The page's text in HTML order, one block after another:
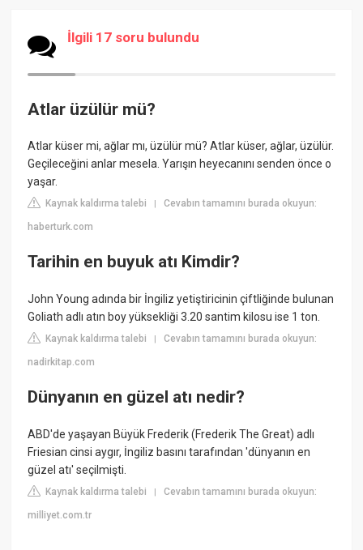
İlgili 17 soru bulundu
Atlar üzülür mü?
Atlar küser mi, ağlar mı, üzülür mü? Atlar küser, ağlar, üzülür.
Geçileceğini anlar mesela. Yarışın heyecanını senden önce o
yaşar.
Kaynak kaldırma talebi |Cevabın tamamını burada okuyun:
haberturk.com
Tarihin en buyuk atı Kimdir?
John Young adında bir İngiliz yetiştiricinin çiftliğinde bulunan
Goliath adlı atın boy yüksekliği 3.20 santim kilosu ise 1 ton.
Kaynak kaldırma talebi |Cevabın tamamını burada okuyun:
nadirkitap.com
Dünyanın en güzel atı nedir?
ABD'de yaşayan Büyük Frederik (Frederik The Great) adlı
Friesian cinsi aygır, İngiliz basını tarafından 'dünyanın en
güzel atı' seçilmişti.
Kaynak kaldırma talebi |Cevabın tamamını burada okuyun:
milliyet.com.tr